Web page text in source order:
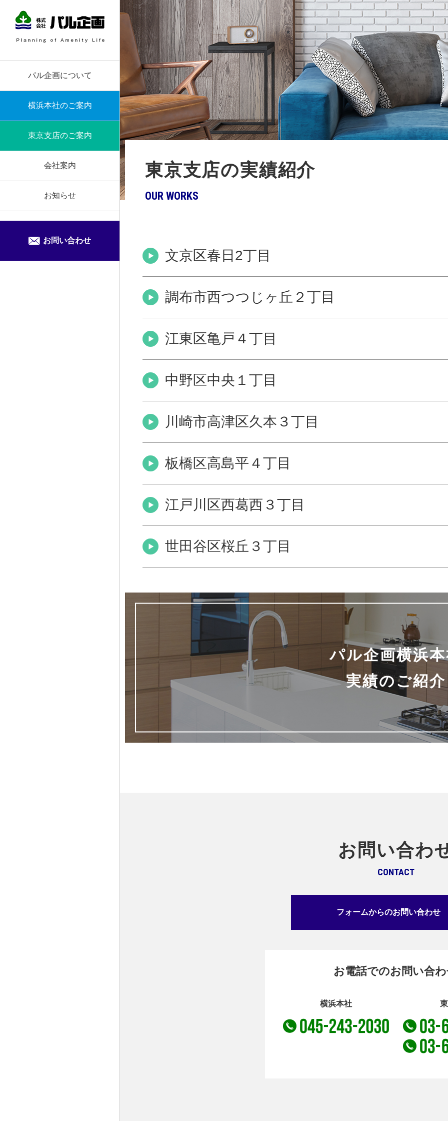
パル企画について
横浜本社のご案内
東京支店のご案内
会社案内
お知らせ
お問い合わせ
東京支店の実績紹介
OUR WORKS
文京区春日2丁目
調布市西つつじヶ丘２丁目
江東区亀戸４丁目
中野区中央１丁目
川崎市高津区久本３丁目
板橋区高島平４丁目
江戸川区西葛西３丁目
世田谷区桜丘３丁目
パル企画横浜
実績のご紹介
お問い合わ
CONTACT
フォームからのお問い合わせ
お電話でのお問い合
横浜本社